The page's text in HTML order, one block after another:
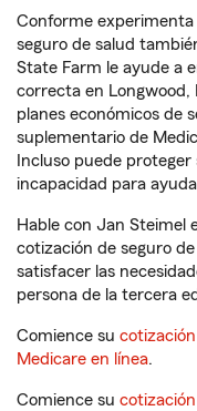
Conforme
seguro de salud
State Farm le ayude a
correcta en Longwood,
planes económicos de
suplementario de
Incluso puede
incapacidad para
Hable con Jan Steimel
cotización de seguro
satisfacer las
persona de la tercera
Comience su
Medicare en línea.
Comience su